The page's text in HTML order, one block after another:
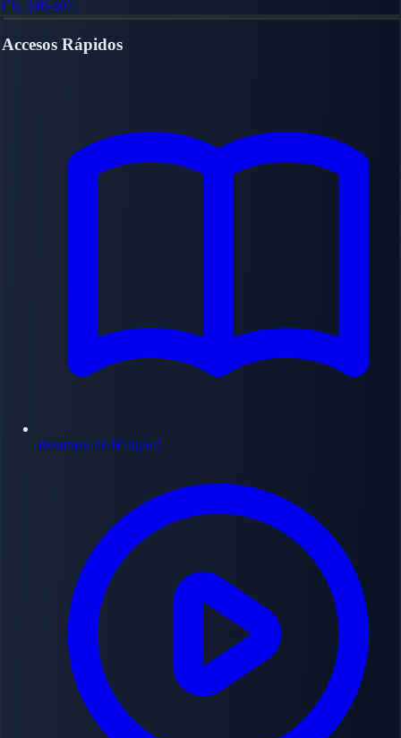
Ch. 340-402
Accesos Rápidos
Resumen de Haikyu!!